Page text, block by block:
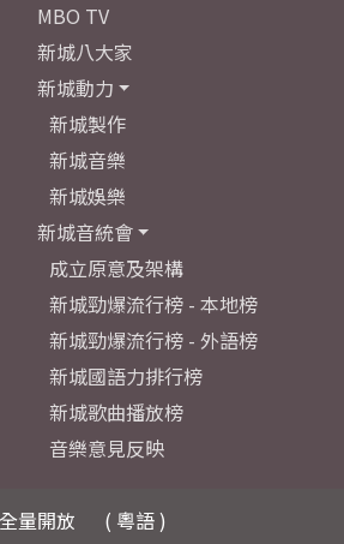
量開放
( 粵語 )
MBO TV
新城八大家
新城動力
新城製作
新城音樂
新城娛樂
新城音統會
成立原意及架構
新城勁爆流行榜 - 本地榜
新城勁爆流行榜 - 外語榜
新城國語力排行榜
新城歌曲播放榜
音樂意見反映